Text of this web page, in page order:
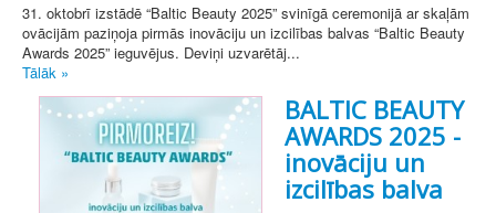
31. oktobrī izstādē “Baltic Beauty 2025” svinīgā ceremonijā ar skaļām
ovācijām paziņoja pirmās inovāciju un izcilības balvas “Baltic Beauty
Awards 2025” ieguvējus. Deviņi uzvarētāj...
Tālāk »
BALTIC BEAUTY
AWARDS 2025 -
inovāciju un
izcilības balva